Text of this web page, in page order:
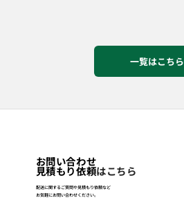
一覧はこちら
お問い合わせ
見積もり依頼はこちら
配送に関するご質問や見積もり依頼など
お気軽にお問い合わせください。